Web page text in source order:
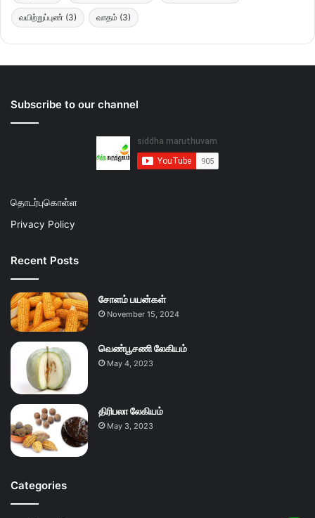
வயிற்றுப்புண் (3) வாதம் (3)
Subscribe to our channel
தொடர்புகொள்ள
Privacy Policy
Recent Posts
சோளம் பயன்கள்
November 15, 2024
வெண்பூசணி லேகியம்
May 4, 2023
திரிபலா லேகியம்
May 3, 2023
Categories